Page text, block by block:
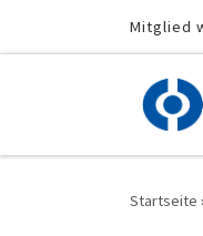
Zum Inhalt springen
Mitglied
Startseite